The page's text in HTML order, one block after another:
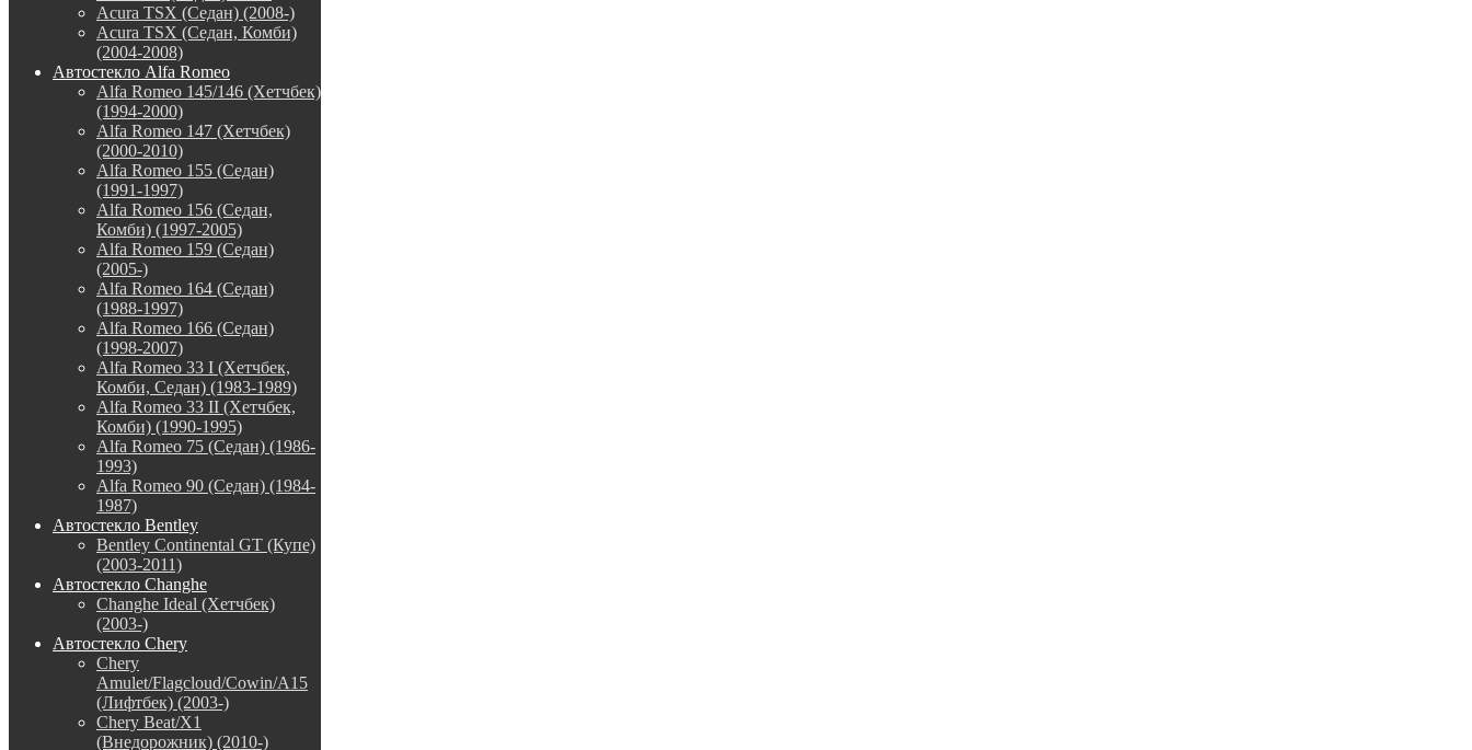
Acura TSX (Седан) (2008-)
Acura TSX (Седан, Комби)
(2004-2008)
Автостекло Alfa Romeo
Alfa Romeo 145/146 (Хетчбек)
(1994-2000)
Alfa Romeo 147 (Хетчбек)
(2000-2010)
Alfa Romeo 155 (Седан)
(1991-1997)
Alfa Romeo 156 (Седан,
Комби) (1997-2005)
Alfa Romeo 159 (Седан)
(2005-)
Alfa Romeo 164 (Седан)
(1988-1997)
Alfa Romeo 166 (Седан)
(1998-2007)
Alfa Romeo 33 I (Хетчбек,
Комби, Седан) (1983-1989)
Alfa Romeo 33 II (Хетчбек,
Комби) (1990-1995)
Alfa Romeo 75 (Седан) (1986-
1993)
Alfa Romeo 90 (Седан) (1984-
1987)
Автостекло Bentley
Bentley Continental GT (Купе)
(2003-2011)
Автостекло Changhe
Changhe Ideal (Хетчбек)
(2003-)
Автостекло Chery
Chery
Amulet/Flagcloud/Cowin/A15
(Лифтбек) (2003-)
Chery Beat/X1
(Внедорожник) (2010-)